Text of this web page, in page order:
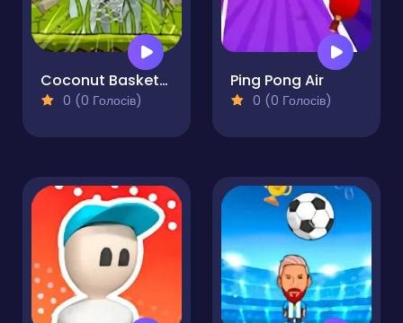
Coconut Basketball
0 (0 Голосів)
Ping Pong Air
0 (0 Голосів)